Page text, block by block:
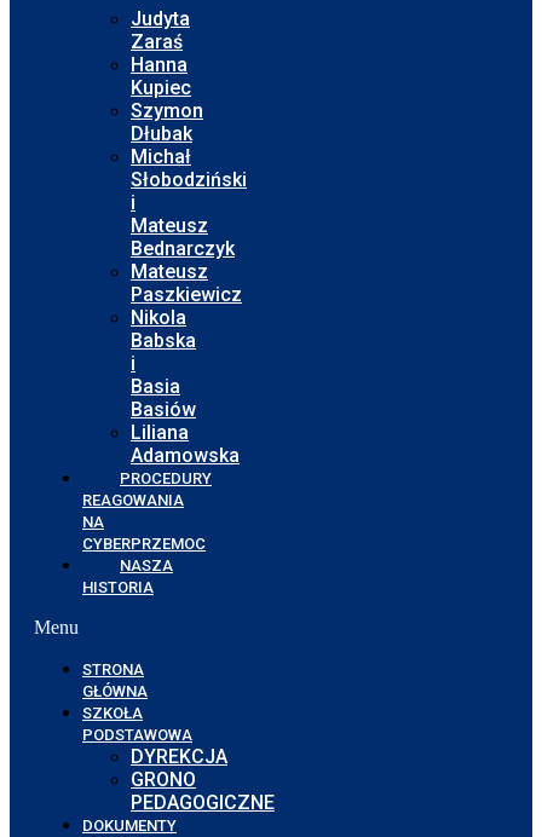
Judyta
Zaraś
Hanna
Kupiec
Szymon
Dłubak
Michał
Słobodziński
i
Mateusz
Bednarczyk
Mateusz
Paszkiewicz
Nikola
Babska
i
Basia
Basiów
Liliana
Adamowska
PROCEDURY
REAGOWANIA
NA
CYBERPRZEMOC
NASZA
HISTORIA
Menu
STRONA
GŁÓWNA
SZKOŁA
PODSTAWOWA
DYREKCJA
GRONO
PEDAGOGICZNE
DOKUMENTY